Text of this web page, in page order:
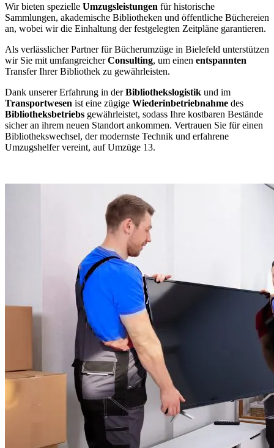
Wir bieten spezielle Umzugsleistungen für historische
Sammlungen, akademische Bibliotheken und öffentliche Büchereien
an, wobei wir die Einhaltung der festgelegten Zeitpläne garantieren.
Als verlässlicher Partner für Bücherumzüge in Bielefeld unterstützen
wir Sie mit umfangreicherConsulting, um einen entspannten
Transfer Ihrer Bibliothek zu gewährleisten.
Dank unserer Erfahrung in derBibliothekslogistik und im
Transportwesen ist eine zügige Wiederinbetriebnahme des
Bibliotheksbetriebs gewährleistet, sodass Ihre kostbaren Bestände
sicher an ihrem neuen Standort ankommen. Vertrauen Sie für einen
Bibliothekswechsel, der modernste Technik und erfahrene
Umzugshelfer vereint, auf Umzüge 13.